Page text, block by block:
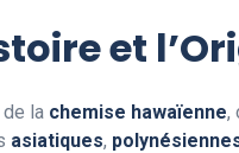
et
de la chemise hawaïenne,
asiatiques,